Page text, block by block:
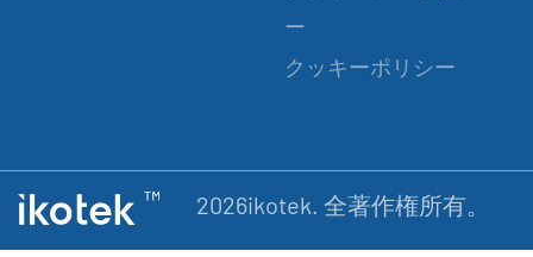
ー
クッキーポリシー
2026ikotek. 全著作権所有。